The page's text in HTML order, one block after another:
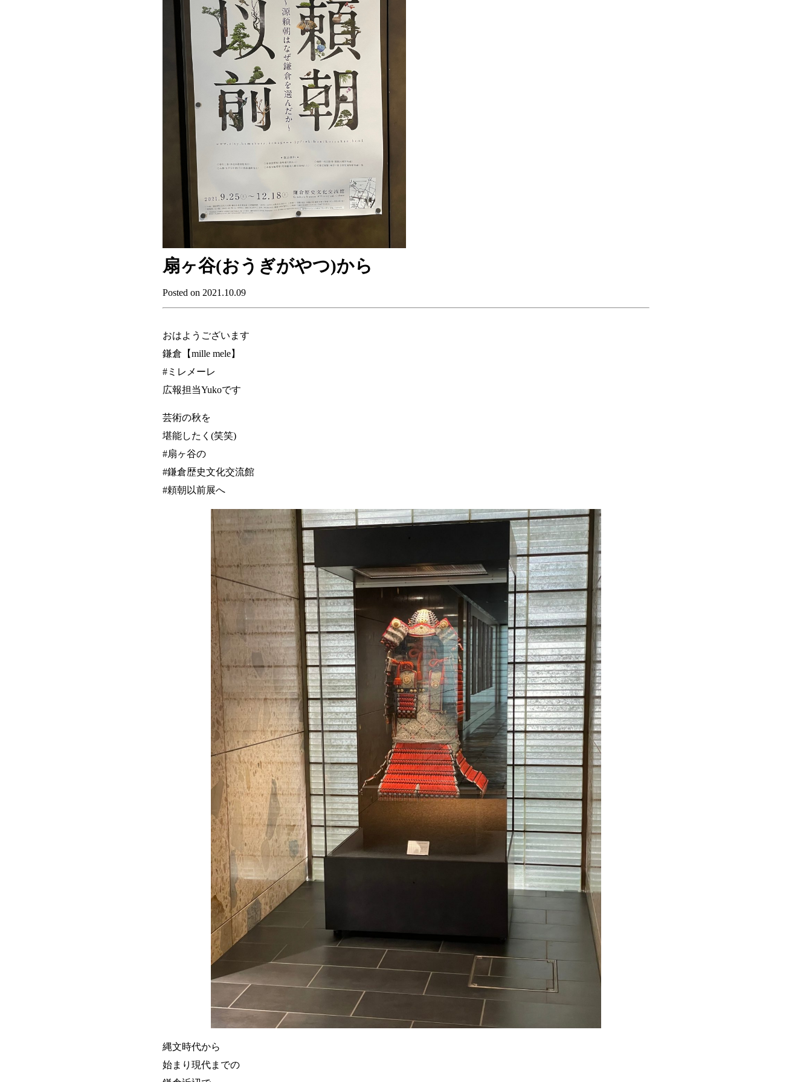
扇ヶ谷(おうぎがやつ)から
Posted on 2021.10.09
おはようございます
鎌倉【mille mele】
#ミレメーレ
広報担当Yukoです
芸術の秋を
堪能したく(笑笑)
#扇ヶ谷の
#鎌倉歴史文化交流館
#頼朝以前展へ
縄文時代から
始まり現代までの